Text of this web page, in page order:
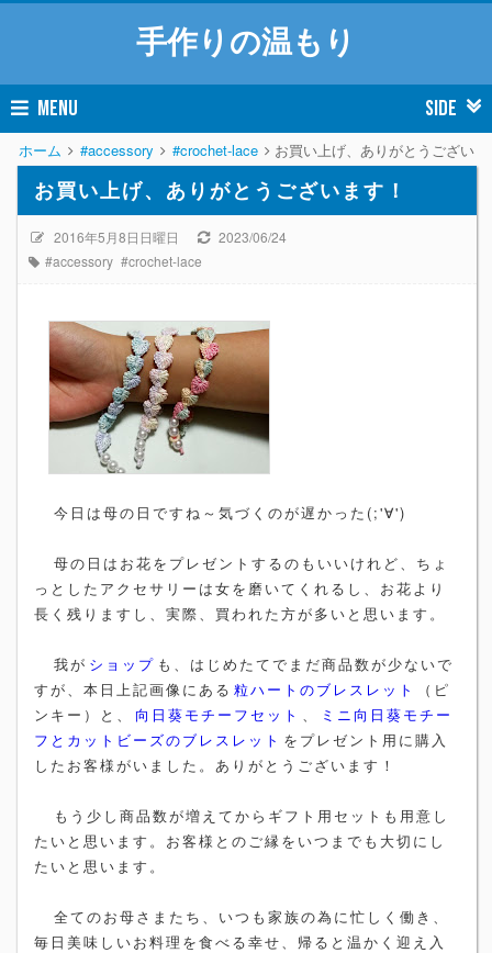
手作りの温もり
MENU SIDE
ホーム #accessory #crochet-lace お買い上げ、ありがとうござい
お買い上げ、ありがとうございます！
2016年5月8日日曜日
2023/06/24
#accessory #crochet-lace
今日は母の日ですね～気づくのが遅かった(;'∀')
母の日はお花をプレゼントするのもいいけれど、ちょ
っとしたアクセサリーは女を磨いてくれるし、お花より
長く残りますし、実際、買われた方が多いと思います。
我が ショップ も、はじめたてでまだ商品数が少ないで
すが、本日上記画像にある 粒ハートのブレスレット
（ピ
ンキー）と、
向日葵モチーフセット 、
ミニ向日葵モチー
フとカットビーズのブレスレット をプレゼント用に購入
したお客様がいました。ありがとうございます！
もう少し商品数が増えてからギフト用セットも用意し
たいと思います。お客様とのご縁をいつまでも大切にし
たいと思います。
全てのお母さまたち、いつも家族の為に忙しく働き、
毎日美味しいお料理を食べる幸せ、帰ると温かく迎え入